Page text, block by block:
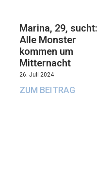
Marina, 29, sucht:
Alle Monster
kommen um
Mitternacht
26. Juli 2024
ZUM BEITRAG